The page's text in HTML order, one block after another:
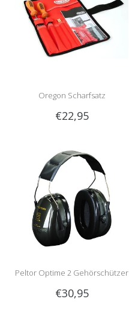
Oregon Scharfsatz
€22,95
Peltor Optime 2 Gehörschützer
€30,95